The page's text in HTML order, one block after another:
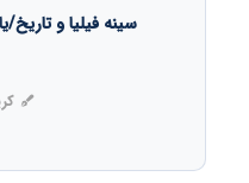
سینه فیلیا و